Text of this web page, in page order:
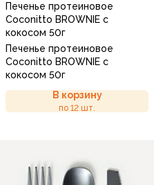
Печенье протеиновое
Coconitto BROWNIE с
кокосом 50г
Печенье протеиновое
Coconitto BROWNIE с
кокосом 50г
В корзину
по 12 шт.